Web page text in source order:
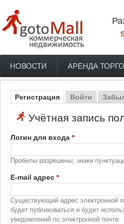
Главное меню
НОВОСТИ АРЕНДА
Главные вкладки
Регистрация (активная
Войти
Учётная запись
Логин для входа *
Пробелы разрешены; знаки
E-mail адрес *
Существующий адрес электронной
будет публиковаться и будет
уведомлений по электронной почте.